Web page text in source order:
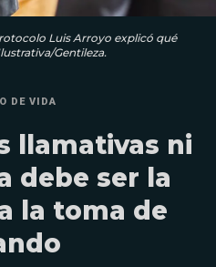
Luis Arroyo explicó qué
Gentileza.
DE VIDA
llamativas ni
debe ser la
la toma de